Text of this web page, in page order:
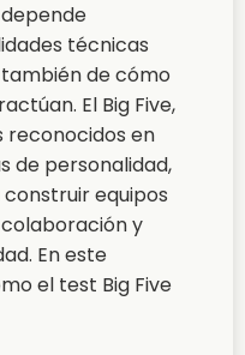
técnicas
de cómo
El Big Five,
reconocidos en
de personalidad,
equipos
y
En este
el test Big Five